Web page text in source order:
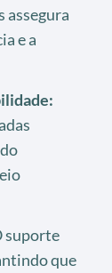
assegura
e a
suporte
que